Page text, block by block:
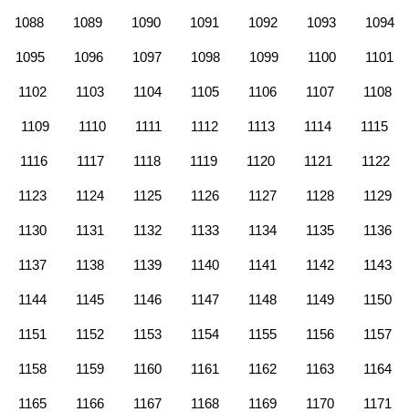
1088 1089 1090 1091 1092 1093 1094
1095 1096 1097 1098 1099 1100 1101
1102 1103 1104 1105 1106 1107 1108
1109 1110 1111 1112 1113 1114 1115
1116 1117 1118 1119 1120 1121 1122
1123 1124 1125 1126 1127 1128 1129
1130 1131 1132 1133 1134 1135 1136
1137 1138 1139 1140 1141 1142 1143
1144 1145 1146 1147 1148 1149 1150
1151 1152 1153 1154 1155 1156 1157
1158 1159 1160 1161 1162 1163 1164
1165 1166 1167 1168 1169 1170 1171